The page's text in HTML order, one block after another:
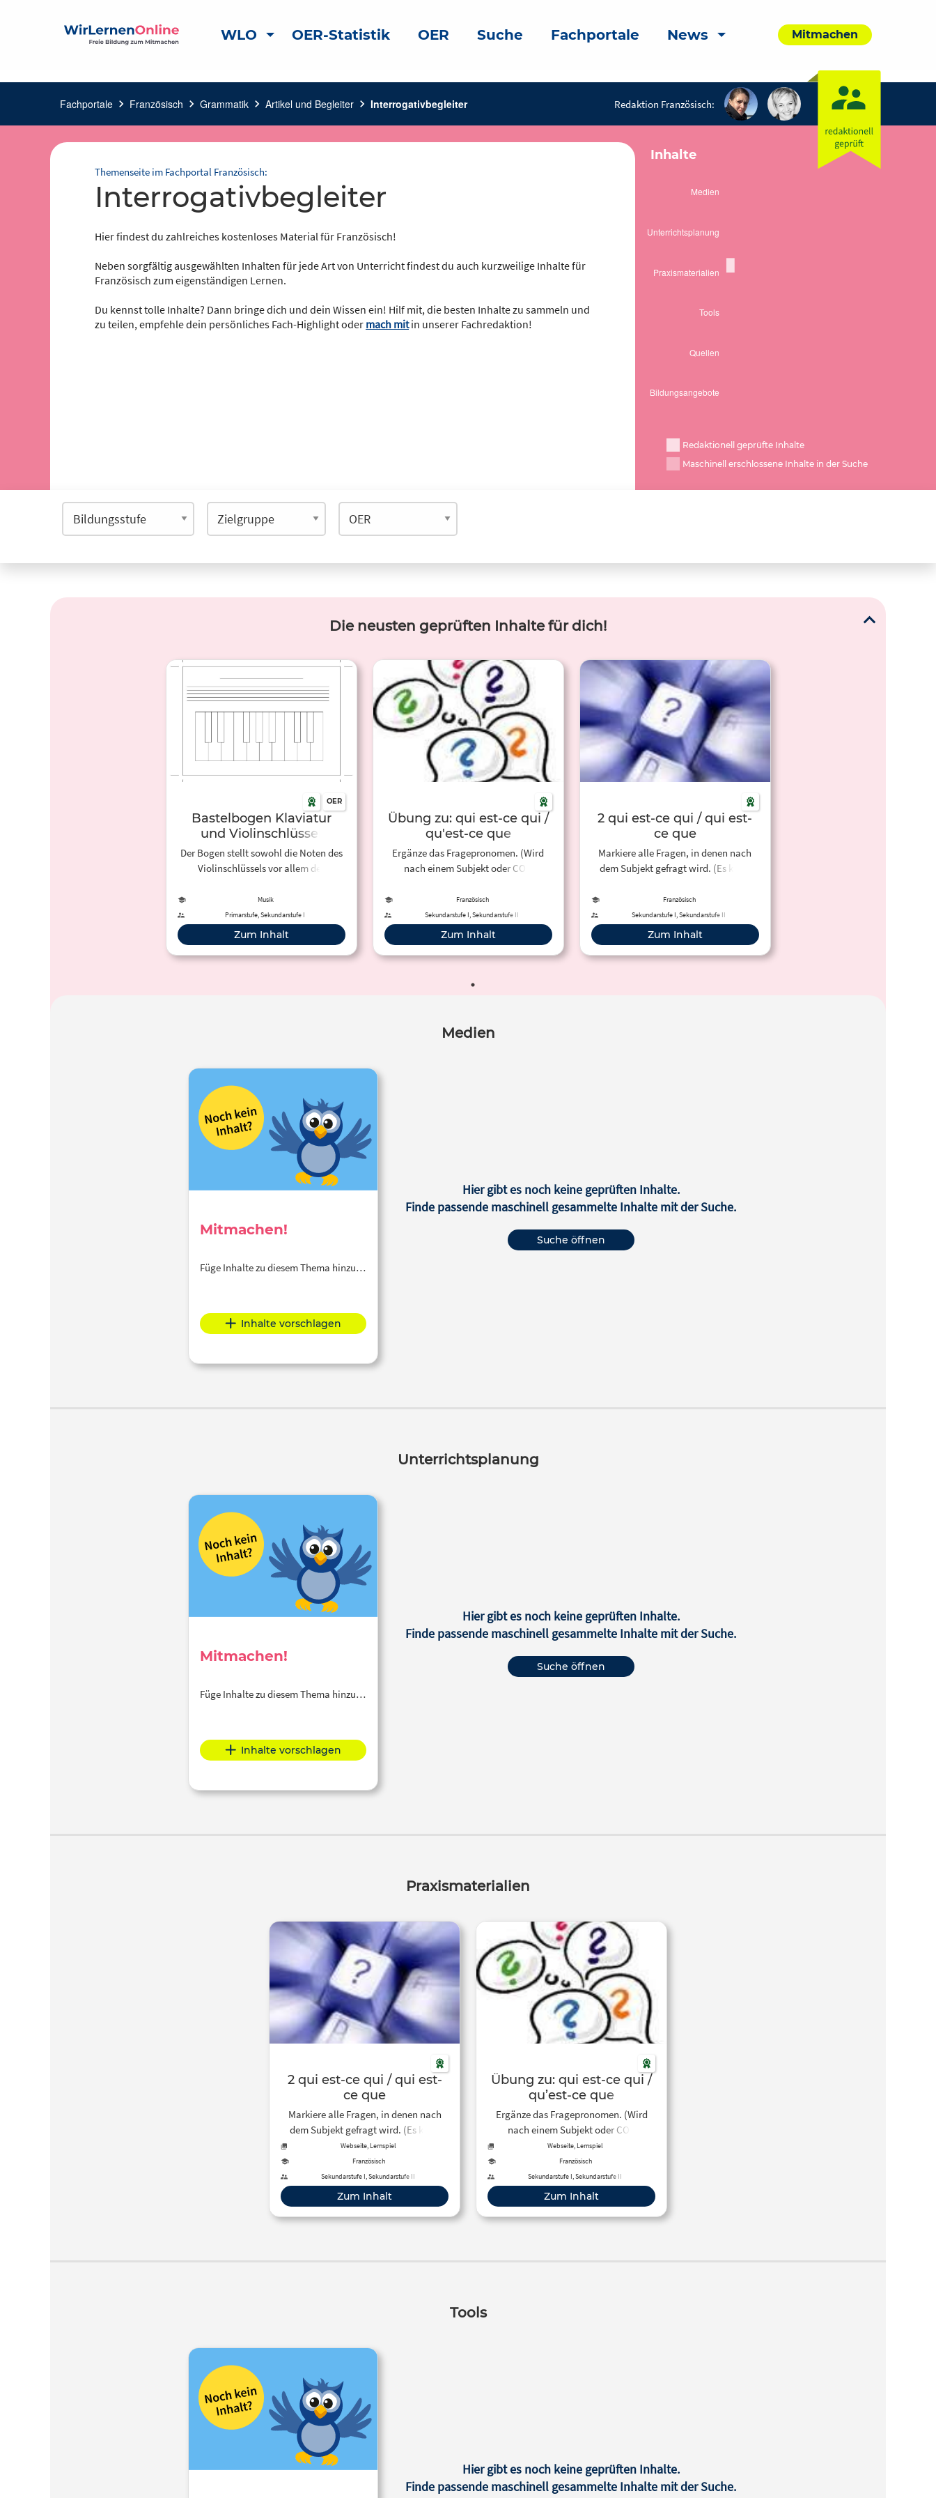
WLO OER-Statistik OER Suche Fachportale News Mitmachen
Fachportale chevron_right Französisch chevron_right Grammatik chevron_right Artikel und Begleiter chevron_right Interrogativbegleiter Redaktion Französisch:
Themenseite im Fachportal Französisch:
Interrogativbegleiter
Hier findest du zahlreiches kostenloses Material für Französisch!
Neben sorgfältig ausgewählten Inhalten für jede Art von Unterricht findest du auch kurzweilige Inhalte für
Französisch zum eigenständigen Lernen.
Du kennst tolle Inhalte? Dann bringe dich und dein Wissen ein! Hilf mit, die besten Inhalte zu sammeln und
zu teilen, empfehle dein persönliches Fach-Highlight oder mach mitin unserer Fachredaktion!
Inhalte
Redaktionell geprüfte Inhalte
Maschinell erschlossene Inhalte in der Suche
Die neusten geprüften Inhalte für dich!
OER
Bastelbogen Klaviatur
und Violinschlüssel
Der Bogen stellt sowohl die Noten des
Violinschlüssels vor allem der
verbindet er diese Darstellung mit der
Klaviatur, damit sich die SuS schnell
auf Glockenspiel und Keyboard
zurechtfinden können. Optional lässt
sich das Blatt ausschneiden und auf
Musik
Primarstufe, Sekundarstufe I
Zum Inhalt
Übung zu: qui est-ce qui /
qu'est-ce que
Ergänze das Fragepronomen. (Wird
nach einem Subjekt oder COD
Französisch
Sekundarstufe I, Sekundarstufe II
Zum Inhalt
2 qui est-ce qui / qui est-
ce que
Markiere alle Fragen, in denen nach
dem Subjekt gefragt wird. (Es kann
Französisch
Sekundarstufe I, Sekundarstufe II
Zum Inhalt
Medien
Mitmachen!
Füge Inhalte zu diesem Thema hinzu…
Inhalte vorschlagen
Hier gibt es noch keine geprüften Inhalte.
Finde passende maschinell gesammelte Inhalte mit der Suche.
Suche öffnen
Unterrichtsplanung
Mitmachen!
Füge Inhalte zu diesem Thema hinzu…
Inhalte vorschlagen
Hier gibt es noch keine geprüften Inhalte.
Finde passende maschinell gesammelte Inhalte mit der Suche.
Suche öffnen
Praxismaterialien
2 qui est-ce qui / qui est-
ce que
Markiere alle Fragen, in denen nach
dem Subjekt gefragt wird. (Es kann
eine Person oder Sache sein.)
Webseite, Lernspiel
Französisch
Sekundarstufe I, Sekundarstufe II
Zum Inhalt
Übung zu: qui est-ce qui /
qu’est-ce que
Ergänze das Fragepronomen. (Wird
nach einem Subjekt oder COD
gefragt?)
Webseite, Lernspiel
Französisch
Sekundarstufe I, Sekundarstufe II
Zum Inhalt
Tools
Hier gibt es noch keine geprüften Inhalte.
Finde passende maschinell gesammelte Inhalte mit der Suche.